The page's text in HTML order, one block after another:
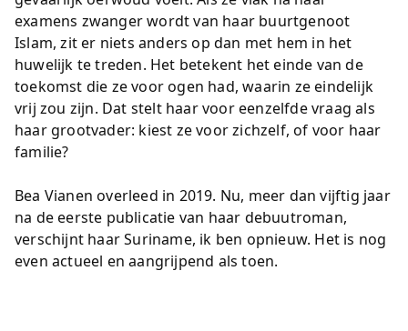
examens zwanger wordt van haar buurtgenoot
Islam, zit er niets anders op dan met hem in het
huwelijk te treden. Het betekent het einde van de
toekomst die ze voor ogen had, waarin ze eindelijk
vrij zou zijn. Dat stelt haar voor eenzelfde vraag als
haar grootvader: kiest ze voor zichzelf, of voor haar
familie?
Bea Vianen overleed in 2019. Nu, meer dan vijftig jaar
na de eerste publicatie van haar debuutroman,
verschijnt haar Suriname, ik ben opnieuw. Het is nog
even actueel en aangrijpend als toen.